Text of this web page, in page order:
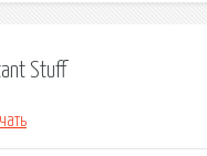
Stuff